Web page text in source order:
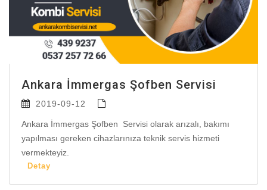
Ankara İmmergas Şofben Servisi
2019-09-12
Ankara İmmergas Şofben Servisi olarak arızalı, bakımı
yapılması gereken cihazlarınıza teknik servis hizmeti
vermekteyiz.
Detay